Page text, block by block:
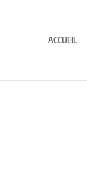
ACCUEIL